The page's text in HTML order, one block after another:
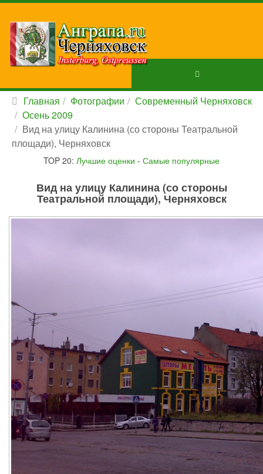
Главная Фотографии
Современный Черняховск
Осень 2009
Вид на улицу Калинина (со стороны Театральной
площади), Черняховск
TOP 20: Лучшие оценки - Самые популярные
Вид на улицу Калинина (со стороны
Театральной площади), Черняховск